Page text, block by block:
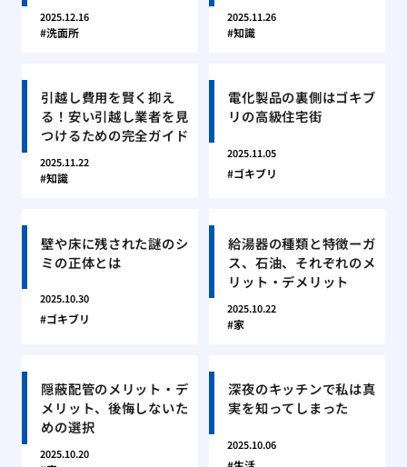
2025.12.16
洗面所
2025.11.26
知識
引越し費用を賢く抑え
る！安い引越し業者を見
つけるための完全ガイド
2025.11.22
知識
電化製品の裏側はゴキブ
リの高級住宅街
2025.11.05
ゴキブリ
壁や床に残された謎のシ
ミの正体とは
2025.10.30
ゴキブリ
給湯器の種類と特徴ーガ
ス、石油、それぞれのメ
リット・デメリット
2025.10.22
家
隠蔽配管のメリット・デ
メリット、後悔しないた
めの選択
2025.10.20
深夜のキッチンで私は真
実を知ってしまった
2025.10.06